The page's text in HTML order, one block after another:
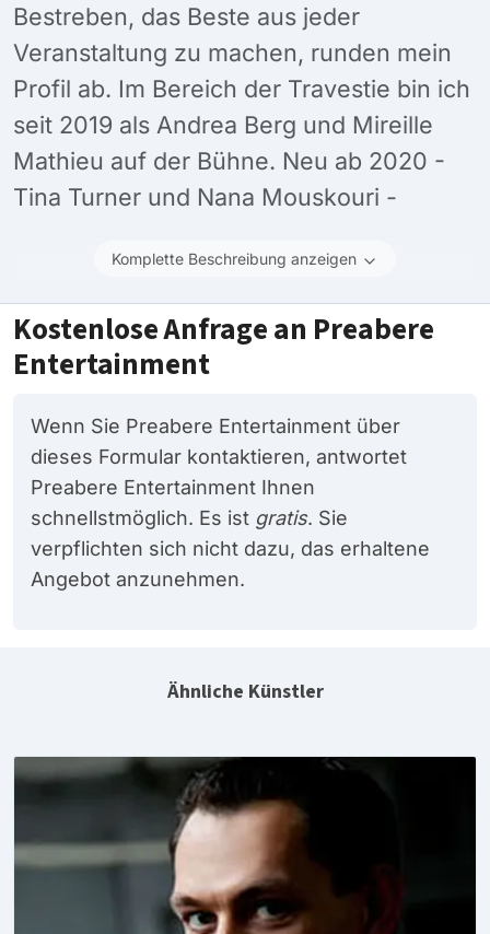
Bestreben, das Beste aus jeder
Veranstaltung zu machen, runden mein
Profil ab. Im Bereich der Travestie bin ich
seit 2019 als Andrea Berg und Mireille
Mathieu auf der Bühne. Neu ab 2020 -
Tina Turner und Nana Mouskouri -
Komplette Beschreibung anzeigen
Kostenlose Anfrage an Preabere
Entertainment
Wenn Sie Preabere Entertainment über
dieses Formular kontaktieren, antwortet
Preabere Entertainment Ihnen
schnellstmöglich. Es ist gratis. Sie
verpflichten sich nicht dazu, das erhaltene
Angebot anzunehmen.
Ähnliche Künstler